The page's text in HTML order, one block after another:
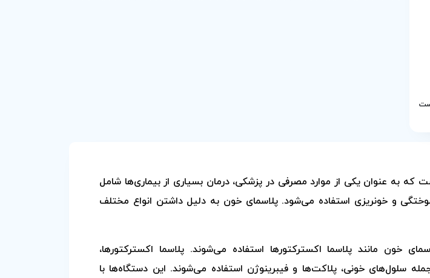
عنوان یکی از موارد مصرفی در پزشکی، درمان بسیاری از بیماری‌ها شامل
و خونریزی استفاده می‌شود. پلاسمای خون به دلیل داشتن انواع مختلف
خون مانند پلاسما اکسترکتورها استفاده می‌شوند. پلاسما اکسترکتورها،
سلول‌های خونی، پلاکت‌ها و فیبرینوژن استفاده می‌شوند. این دستگاه‌ها با